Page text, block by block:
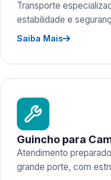
Transporte
estabilidade e
Saiba Mais
Guincho para
Atendimento
grande porte, com